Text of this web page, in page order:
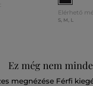
Elérhető
S, M, L
Ez még nem
megnézése Férfi